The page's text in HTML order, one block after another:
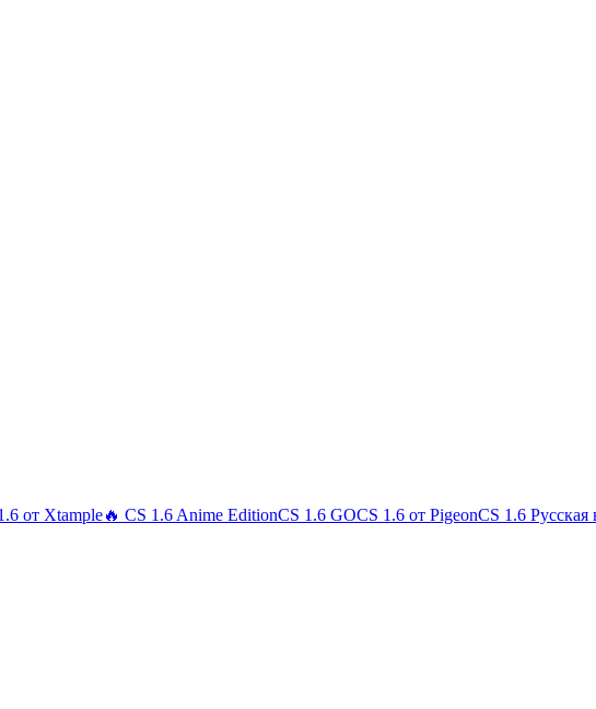
от Xtample🔥 CS 1.6 Anime EditionCS 1.6 GOCS 1.6 от PigeonCS 1.6 Русская